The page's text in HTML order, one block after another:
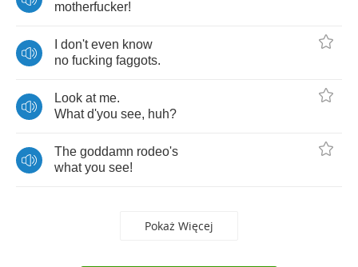
motherfucker!
don't even know
no fucking faggots.
Look at me.
What d'you see, huh?
The goddamn rodeo's
what you see!
Pokaż Więcej